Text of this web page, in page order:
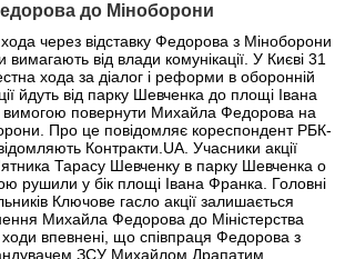
до Міноборони
через відставку Федорова з Міноборони
вимагають від влади комунікації. У Києві 31
хода за діалог і реформи в оборонній
йдуть від парку Шевченка до площі Івана
повернути Михайла Федорова на
Про це повідомляє кореспондент РБК-
Контракти.UA. Учасники акції
Тарасу Шевченку в парку Шевченка о
рушили у бік площі Івана Франка. Головні
Ключове гасло акції залишається
Михайла Федорова до Міністерства
впевнені, що співпраця Федорова з
ЗСУ Михайлом Драпатим